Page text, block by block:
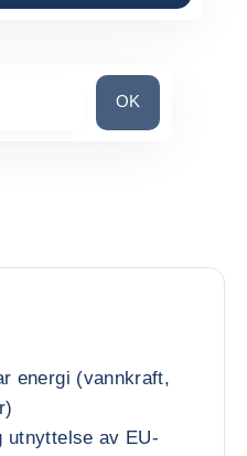
Søk etter land
OK
energi (vannkraft,
utnyttelse av EU-